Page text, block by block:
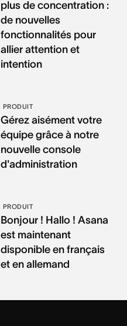
plus de concentration :
de nouvelles
fonctionnalités pour
allier attention et
intention
PRODUIT
Gérez aisément votre
équipe grâce à notre
nouvelle console
d'administration
PRODUIT
Bonjour ! Hallo ! Asana
est maintenant
disponible en français
et en allemand